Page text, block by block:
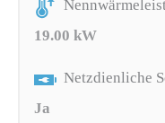
19.00 kW
Netzdienliche
Ja